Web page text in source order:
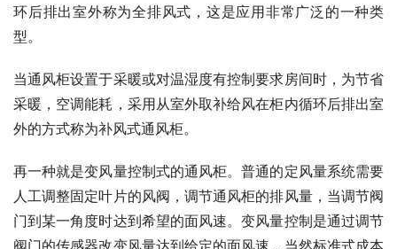
环后排出室外称为全排风式，这是应用非常广泛的一种类
型。
当通风柜设置于采暖或对温湿度有控制要求房间时，为节省
采暖，空调能耗，采用从室外取补给风在柜内循环后排出室
外的方式称为补风式通风柜。
再一种就是变风量控制式的通风柜。普通的定风量系统需要
人工调整固定叶片的风阀，调节通风柜的排风量，当调节阀
门到某一角度时达到希望的面风速。变风量控制是通过调节
阀门的传感器改变风量达到给定的面风速，当然标准式成本